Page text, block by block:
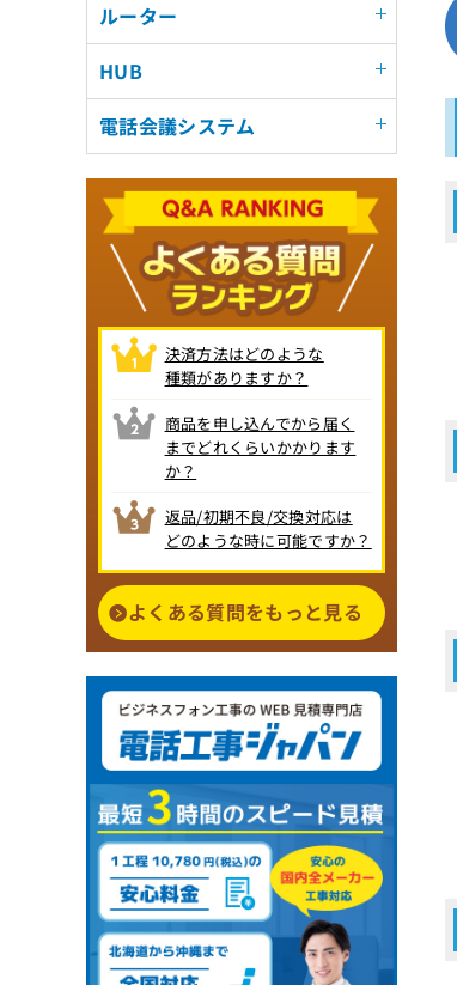
ルーター
HUB
電話会議システム
決済方法はどのような
種類がありますか？
商品を申し込んでから届く
までどれくらいかかります
か？
返品/初期不良/交換対応は
どのような時に可能ですか？
よくある質問をもっと見る